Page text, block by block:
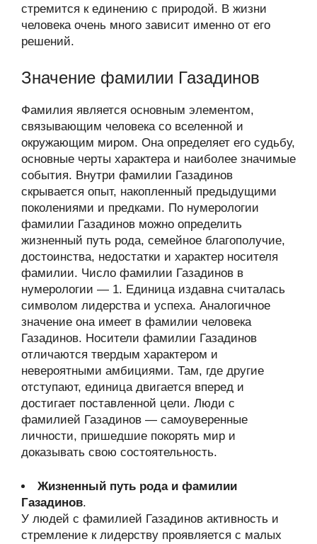
стремится к единению с природой. В жизни
человека очень много зависит именно от его
решений.
Значение фамилии Газадинов
Фамилия является основным элементом,
связывающим человека со вселенной и
окружающим миром. Она определяет его судьбу,
основные черты характера и наиболее значимые
события. Внутри фамилии Газадинов
скрывается опыт, накопленный предыдущими
поколениями и предками. По нумерологии
фамилии Газадинов можно определить
жизненный путь рода, семейное благополучие,
достоинства, недостатки и характер носителя
фамилии. Число фамилии Газадинов в
нумерологии — 1. Единица издавна считалась
символом лидерства и успеха. Аналогичное
значение она имеет в фамилии человека
Газадинов. Носители фамилии Газадинов
отличаются твердым характером и
невероятными амбициями. Там, где другие
отступают, единица двигается вперед и
достигает поставленной цели. Люди с
фамилией Газадинов — самоуверенные
личности, пришедшие покорять мир и
доказывать свою состоятельность.
Жизненный путь рода и фамилии
Газадинов.
У людей с фамилией Газадинов активность и
стремление к лидерству проявляется с малых